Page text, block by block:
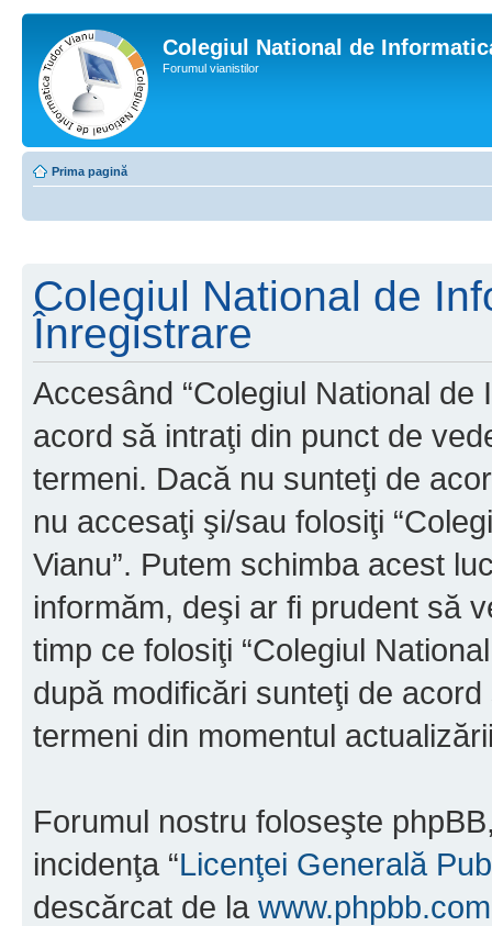
Colegiul National de
Forumul vianistilor
Prima pagină
Colegiul National de
Înregistrare
Accesând “Colegiul National de
acord să intraţi din punct de
termeni. Dacă nu sunteţi de
nu accesaţi şi/sau folosiţi
Vianu”. Putem schimba acest
informăm, deşi ar fi prudent să
timp ce folosiţi “Colegiul
după modificări sunteţi de
termeni din momentul
Forumul nostru foloseşte
incidenţa “Licenţei Generală
descărcat de la www.phpbb.com